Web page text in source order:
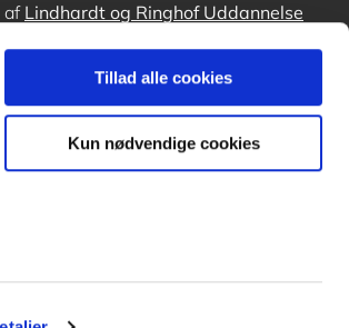
Tillad alle cookies
Kun nødvendige cookies
afLindhardt og Ringhof Uddannelse
ogForstå.dk.